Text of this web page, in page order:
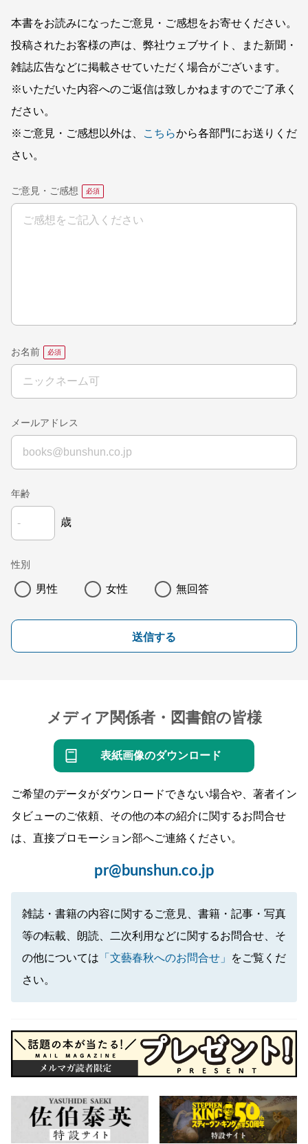
本書をお読みになったご意見・ご感想をお寄せください。
投稿されたお客様の声は、弊社ウェブサイト、また新聞・
雑誌広告などに掲載させていただく場合がございます。
※いただいた内容へのご返信は致しかねますのでご了承く
ださい。
※ご意見・ご感想以外は、
こちらから各部門にお送りくだ
さい。
ご意見・ご感想
お名前
メールアドレス
年齢
歳
性別
男性 女性 無回答
送信する
メディア関係者・図書館の皆様
表紙画像のダウンロード
ご希望のデータがダウンロードできない場合や、著者イン
タビューのご依頼、その他の本の紹介に関するお問合せ
は、直接プロモーション部へご連絡ください。
pr@bunshun.co.jp
雑誌・書籍の内容に関するご意見、書籍・記事・写真
等の転載、朗読、二次利用などに関するお問合せ、そ
の他については 「文藝春秋へのお問合せ」
をご覧くだ
さい。